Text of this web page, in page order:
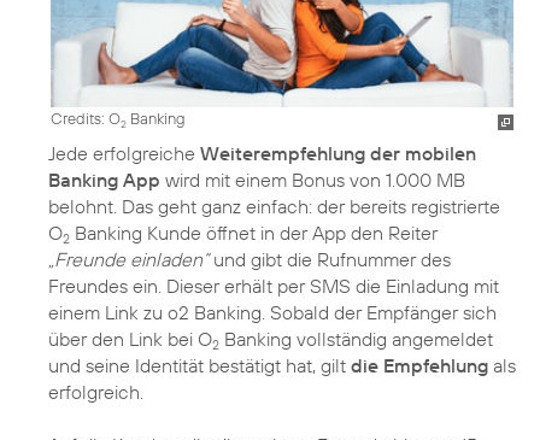
Credits: O2 Banking
Jede erfolgreiche Weiterempfehlung der mobilen
Banking App wird mit einem Bonus von 1.000 MB
belohnt. Das geht ganz einfach: der bereits registrierte
O2 Banking Kunde öffnet in der App den Reiter
„Freunde einladen“und gibt die Rufnummer des
Freundes ein. Dieser erhält per SMS die Einladung mit
einem Link zu o2 Banking. Sobald der Empfänger sich
über den Link bei O2 Banking vollständig angemeldet
und seine Identität bestätigt hat, gilt die Empfehlung als
erfolgreich.